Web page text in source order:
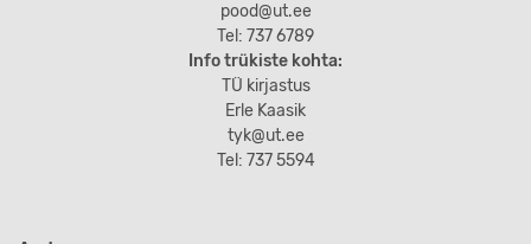
pood@ut.ee
Tel: 737 6789
Info trükiste kohta:
TÜ kirjastus
Erle Kaasik
tyk@ut.ee
Tel: 737 5594